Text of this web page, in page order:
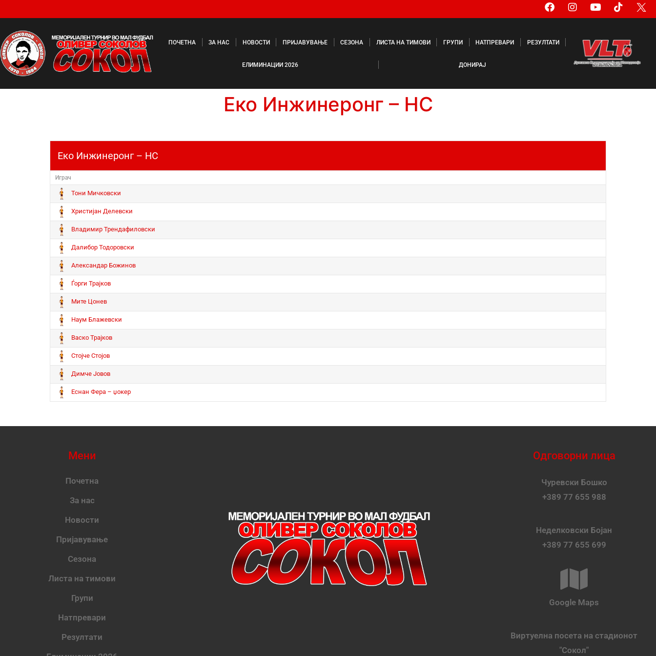
ПОЧЕТНА ЗА НАС НОВОСТИ ПРИЈАВУВАЊЕ СЕЗОНА ЛИСТА НА ТИМОВИ ГРУПИ НАТПРЕВАРИ РЕЗУЛТАТИ
ЕЛИМИНАЦИИ 2026 ДОНИРАЈ
Еко Инжинеронг – НС
Еко Инжинеронг – НС
Играч
Тони Мичковски
Христијан Делевски
Владимир Трендафиловски
Далибор Тодоровски
Александар Божинов
Ѓорги Трајков
Мите Цонев
Наум Блажевски
Васко Трајков
Стојче Стојов
Димче Јовов
Еснан Фера – џокер
Мени
Почетна
За нас
Новости
Пријавување
Сезона
Листа на тимови
Групи
Натпревари
Резултати
Одговорни лица
Чуревски Бошко
+389 77 655 988
Неделковски Бојан
+389 77 655 699
Google Maps
Виртуелна посета на стадионот
"Сокол"